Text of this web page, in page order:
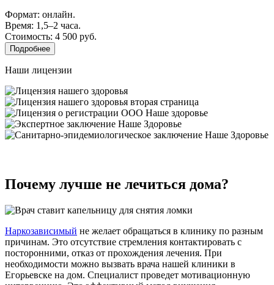
Формат: онлайн.
Время: 1,5–2 часа.
Стоимость: 4 500 руб.
Подробнее
Наши лицензии
Почему лучше не лечиться дома?
Наркозависимый не желает обращаться в клинику по разным
причинам. Это отсутствие стремления контактировать с
посторонними, отказ от прохождения лечения. При
необходимости можно вызвать врача нашей клиники в
Егорьевске на дом. Специалист проведет мотивационную